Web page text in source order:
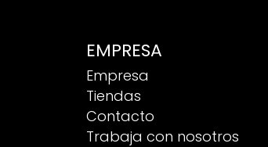
EMPRESA
Empresa
Tiendas
Contacto
Trabaja con nosotros